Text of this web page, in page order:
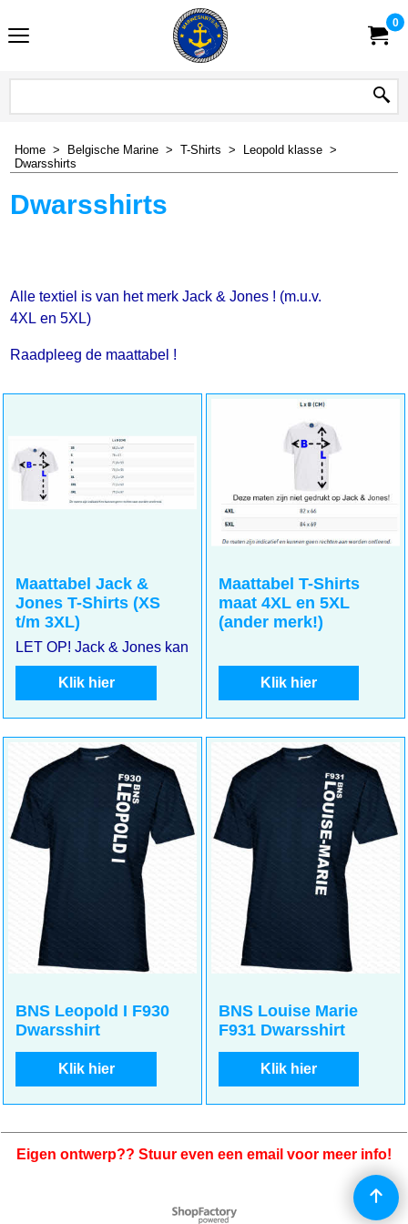
0
Home > Belgische Marine > T-Shirts > Leopold klasse >
Dwarsshirts
Dwarsshirts
Alle textiel is van het merk Jack & Jones ! (m.u.v.
4XL en 5XL)
Raadpleeg de maattabel !
Maattabel Jack &
Jones T-Shirts (XS
t/m 3XL)
LET OP! Jack & Jones kan kleiner uitvallen. Meet goed uw
Klik hier
Maattabel T-Shirts
maat 4XL en 5XL
(ander merk!)
Klik hier
BNS Leopold I F930
Dwarsshirt
Klik hier
BNS Louise Marie
F931 Dwarsshirt
Klik hier
Eigen ontwerp?? Stuur even een email voor meer info!
Webwinkel gemaakt met
ShopFactory webwinkel